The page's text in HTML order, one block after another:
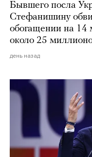
Бывшего посла
Стефанишину
обогащении на 14
около 25
день назад